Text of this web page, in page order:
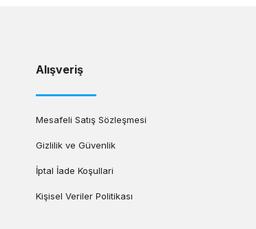
Alışveriş
Mesafeli Satış Sözleşmesi
Gizlilik ve Güvenlik
İptal İade Koşullari
Kişisel Veriler Politikası